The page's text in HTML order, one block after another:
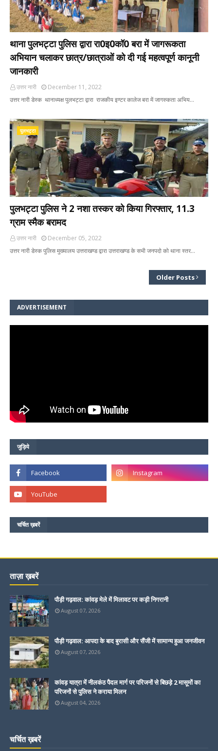
थाना पुलभट्टा पुलिस द्वारा रा0इ0कॉ0 बरा में जागरूकता
अभियान चलाकर छात्र/छात्राओं को दी गई महत्वपूर्ण कानूनी
जानकारी
उत्तर नारी
December 11, 2022
उत्तर नारी डेस्क थानाध्यक्ष पुलभट्टा द्वारा राजकीय इण्टर कालेज बरा में जागरुकता अभिय…
पुलभट्टा
पुलभट्टा पुलिस ने 2 नशा तस्कर को किया गिरफ्तार, 11.3
ग्राम स्मैक बरामद
उत्तर नारी
December 05, 2022
उत्तर नारी डेस्क पुलिस मुख्यालय उत्तराखण्ड द्वारा उत्तराखण्ड के सभी जनपदो को थाना स्तर…
Older Posts
ADVERTISEMENT
जुड़िये
चर्चित ख़बरें
ताज़ा ख़बरें
पौड़ी गढ़वाल: कांवड़ मेले में मिलावट पर कड़ी निगरानी
August 07, 2026
पौड़ी गढ़वाल: आपदा के बाद बुरासी और सैंजी में सामान्य हुआ जनजीवन
August 07, 2026
कांवड़ यात्रा में नीलकंठ पैदल मार्ग पर परिजनों से बिछड़े 2 मासूमों का
परिजनों से पुलिस ने कराया मिलन
August 04, 2026
चर्चित ख़बरें